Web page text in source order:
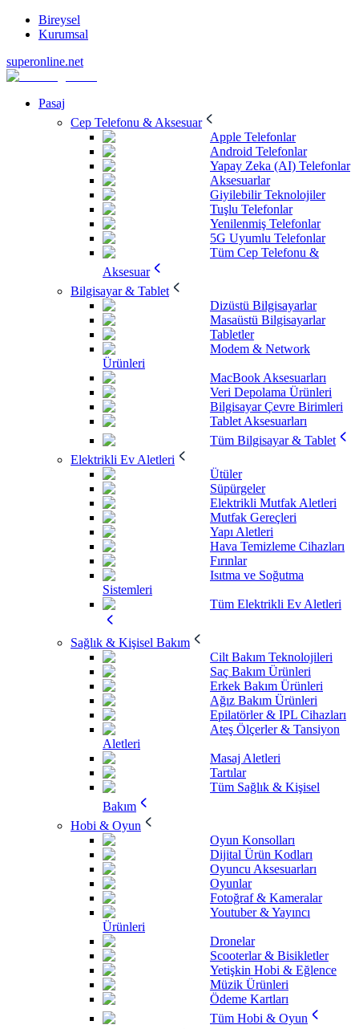
Bireysel
Kurumsal
superonline.net
Pasaj
Cep Telefonu & Aksesuar
Apple Telefonlar
Android Telefonlar
Yapay Zeka (AI) Telefonlar
Aksesuarlar
Giyilebilir Teknolojiler
Tuşlu Telefonlar
Yenilenmiş Telefonlar
5G Uyumlu Telefonlar
Tüm Cep Telefonu &
Aksesuar
Bilgisayar & Tablet
Dizüstü Bilgisayarlar
Masaüstü Bilgisayarlar
Tabletler
Modem & Network
Ürünleri
MacBook Aksesuarları
Veri Depolama Ürünleri
Bilgisayar Çevre Birimleri
Tablet Aksesuarları
Tüm Bilgisayar & Tablet
Elektrikli Ev Aletleri
Ütüler
Süpürgeler
Elektrikli Mutfak Aletleri
Mutfak Gereçleri
Yapı Aletleri
Hava Temizleme Cihazları
Fırınlar
Isıtma ve Soğutma
Sistemleri
Tüm Elektrikli Ev Aletleri
Sağlık & Kişisel Bakım
Cilt Bakım Teknolojileri
Saç Bakım Ürünleri
Erkek Bakım Ürünleri
Ağız Bakım Ürünleri
Epilatörler & IPL Cihazları
Ateş Ölçerler & Tansiyon
Aletleri
Masaj Aletleri
Tartılar
Tüm Sağlık & Kişisel
Bakım
Hobi & Oyun
Oyun Konsolları
Dijital Ürün Kodları
Oyuncu Aksesuarları
Oyunlar
Fotoğraf & Kameralar
Youtuber & Yayıncı
Ürünleri
Dronelar
Scooterlar & Bisikletler
Yetişkin Hobi & Eğlence
Müzik Ürünleri
Ödeme Kartları
Tüm Hobi & Oyun